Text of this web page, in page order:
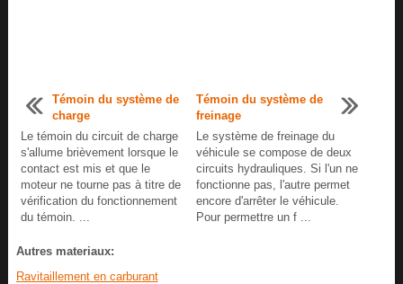
Témoin du système de
charge
Le témoin du circuit de charge
s'allume brièvement lorsque le
contact est mis et que le
moteur ne tourne pas à titre de
vérification du fonctionnement
du témoin. ...
Témoin du système de
freinage
Le système de freinage du
véhicule se compose de deux
circuits hydrauliques. Si l'un ne
fonctionne pas, l'autre permet
encore d'arrêter le véhicule.
Pour permettre un f ...
Autres materiaux:
Ravitaillement en carburant